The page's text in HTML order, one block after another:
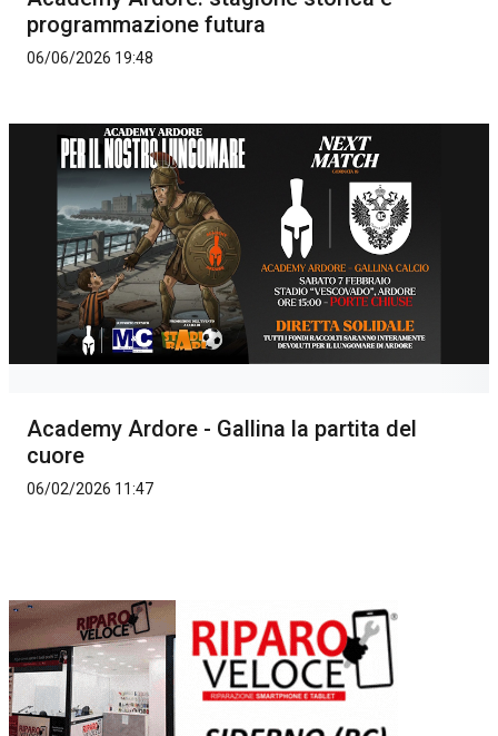
programmazione futura
06/06/2026 19:48
Academy Ardore - Gallina la partita del
cuore
06/02/2026 11:47